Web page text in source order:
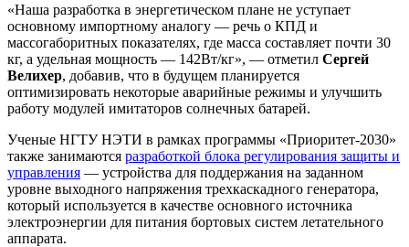
«Наша разработка в энергетическом плане не уступает
основному импортному аналогу — речь о КПД и
массогаборитных показателях, где масса составляет почти 30
кг, а удельная мощность — 142Вт/кг», — отметил Сергей
Велихер, добавив, что в будущем планируется
оптимизировать некоторые аварийные режимы и улучшить
работу модулей имитаторов солнечных батарей.
Ученые НГТУ НЭТИ в рамках программы «Приоритет-2030»
также занимаются разработкой блока регулирования защиты и
управления — устройства для поддержания на заданном
уровне выходного напряжения трехкаскадного генератора,
который используется в качестве основного источника
электроэнергии для питания бортовых систем летательного
аппарата.